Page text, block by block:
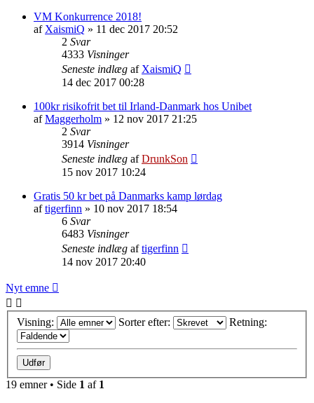
VM Konkurrence 2018!
af XaismiQ » 11 dec 2017 20:52
2 Svar
4333 Visninger
Seneste indlæg af XaismiQ
14 dec 2017 00:28
100kr risikofrit bet til Irland-Danmark hos Unibet
afMaggerholm » 12 nov 2017 21:25
2 Svar
3914 Visninger
Seneste indlæg afDrunkSon
15 nov 2017 10:24
Gratis 50 kr bet på Danmarks kamp lørdag
aftigerfinn » 10 nov 2017 18:54
6 Svar
6483 Visninger
Seneste indlæg aftigerfinn
14 nov 2017 20:40
Nyt emne
Visning: Sorter efter: Retning:
19 emner • Side 1 af 1